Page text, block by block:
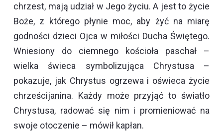
chrzest, mają udział w Jego życiu. A jest to życie
Boże, z którego płynie moc, aby żyć na miarę
godności dzieci Ojca w miłości Ducha Świętego.
Wniesiony do ciemnego kościoła paschał –
wielka świeca symbolizująca Chrystusa –
pokazuje, jak Chrystus ogrzewa i oświeca życie
chrześcijanina. Każdy może przyjąć to światło
Chrystusa, radować się nim i promieniować na
swoje otoczenie – mówił kapłan.